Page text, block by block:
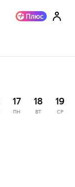
17
ПН
18
ВТ
19
СР